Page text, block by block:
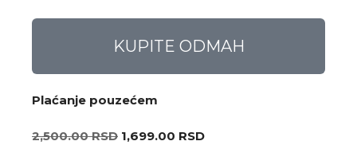
KUPITE ODMAH
Plaćanje pouzećem
2,500.00RSD 1,699.00 RSD